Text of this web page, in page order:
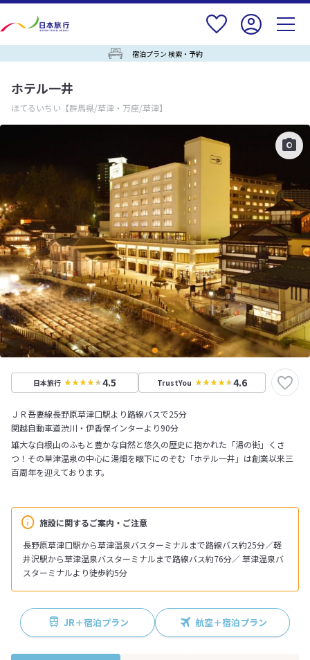
宿泊プラン 検索・予約
ホテル一井
ほてるいちい 【群馬県/草津・万座/草津】
日本旅行 4.5 TrustYou 4.6
ＪＲ吾妻線長野原草津口駅より路線バスで25分
関越自動車道渋川・伊香保インターより90分
施設に関するご案内・ご注意
長野原草津口駅から草津温泉バスターミナルまで路線バス約25分／軽
井沢駅から草津温泉バスターミナルまで路線バス約76分／ 草津温泉バ
スターミナルより徒歩約5分
雄大な白根山のふもと豊かな自然と悠久の歴史に抱かれた「湯の街」くさ
つ！その草津温泉の中心に湯畑を眼下にのぞむ「ホテル一井」は創業以来三
百周年を迎えております。
JR＋宿泊プラン 航空＋宿泊プラン